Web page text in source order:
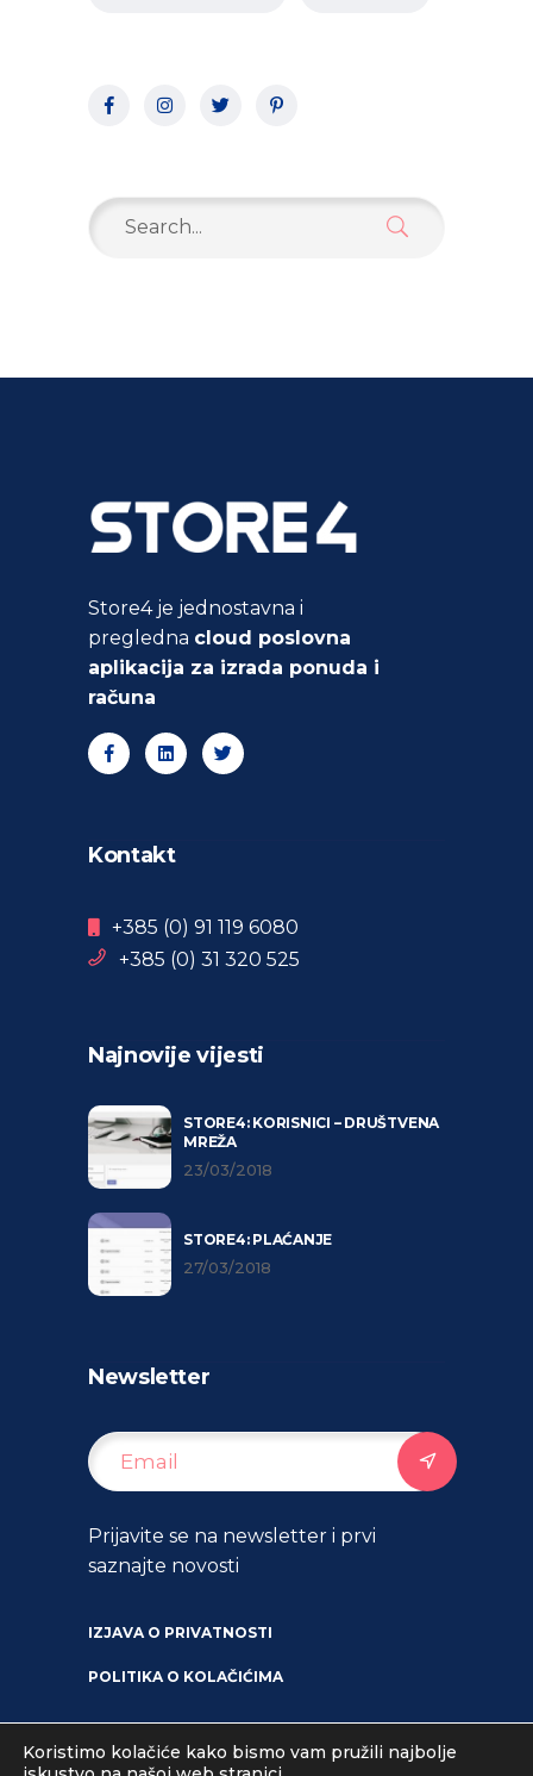
Search
for:
Store4 je jednostavna i
pregledna cloud poslovna
aplikacija za izrada ponuda i
računa
Kontakt
+385 (0) 91 119 6080
+385 (0) 31 320 525
Najnovije vijesti
STORE4: KORISNICI – DRUŠTVENA
MREŽA
23/03/2018
STORE4: PLAĆANJE
27/03/2018
Newsletter
Prijavite se na newsletter i prvi
saznajte novosti
IZJAVA O PRIVATNOSTI
POLITIKA O KOLAČIĆIMA
Koristimo kolačiće kako bismo vam pružili najbolje